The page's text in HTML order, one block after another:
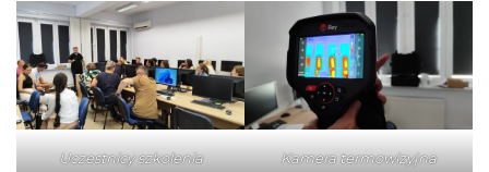
Uczestnicy szkolenia Kamera termowizyjna